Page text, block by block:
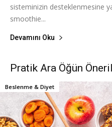
sisteminizin desteklenmesine
smoothie...
Devamını Oku
Pratik Ara Öğün
Beslenme & Diyet